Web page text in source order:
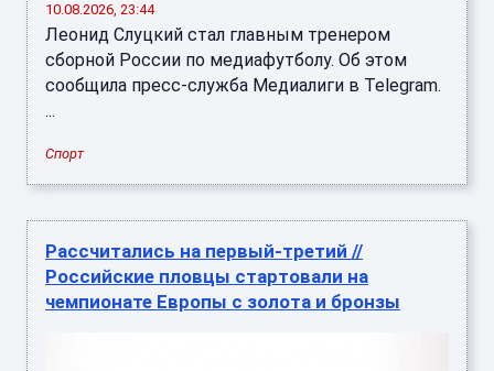
10.08.2026, 23:44
Леонид Слуцкий стал главным тренером
сборной России по медиафутболу. Об этом
сообщила пресс-служба Медиалиги в Telegram.
...
Спорт
Рассчитались на первый-третий //
Российские пловцы стартовали на
чемпионате Европы с золота и бронзы